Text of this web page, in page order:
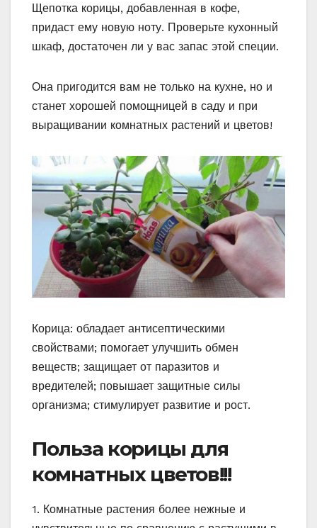
Щепотка корицы, добавленная в кофе,
придаст ему новую ноту. Проверьте кухонный
шкаф, достаточен ли у вас запас этой специи.
Она пригодится вам не только на кухне, но и
станет хорошей помощницей в саду и при
выращивании комнатных растений и цветов!
Корица: обладает антисептическими
свойствами; помогает улучшить обмен
веществ; защищает от паразитов и
вредителей; повышает защитные силы
организма; стимулирует развитие и рост.
Польза корицы для
комнатных цветов!!!
1. Комнатные растения более нежные и